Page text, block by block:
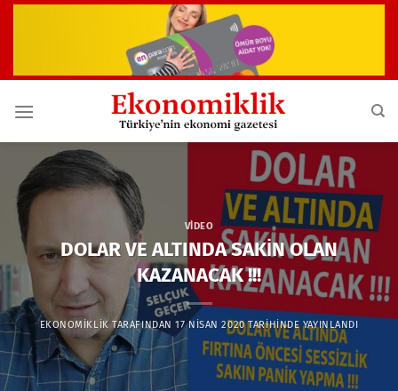
VIDEO
DOLAR VE ALTINDA SAKİN OLAN
KAZANACAK !!!
EKONOMIKLIKTARAFINDAN 17 NISAN 2020TARIHINDE YAYINLANDI